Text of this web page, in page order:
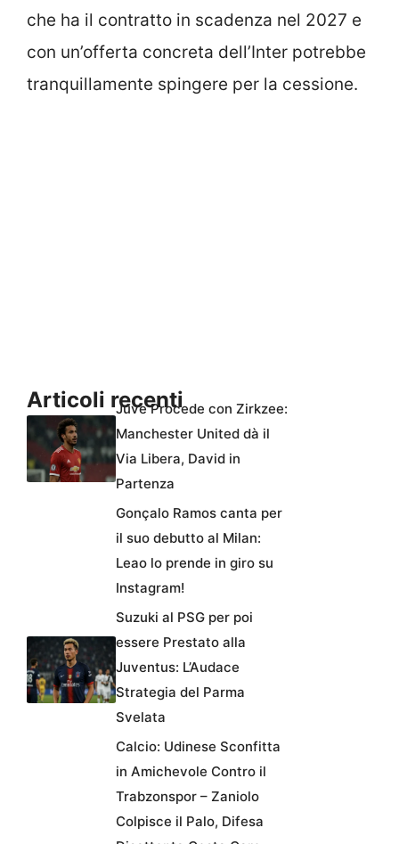
che ha il contratto in scadenza nel 2027 e
con un’offerta concreta dell’Inter potrebbe
tranquillamente spingere per la cessione.
Articoli recentiJuve Procede con Zirkzee:
Manchester United dà il
Via Libera, David in
Partenza
Gonçalo Ramos canta per
il suo debutto al Milan:
Leao lo prende in giro su
Instagram!
Suzuki al PSG per poi
essere Prestato alla
Juventus: L’Audace
Strategia del Parma
Svelata
Calcio: Udinese Sconfitta
in Amichevole Contro il
Trabzonspor – Zaniolo
Colpisce il Palo, Difesa